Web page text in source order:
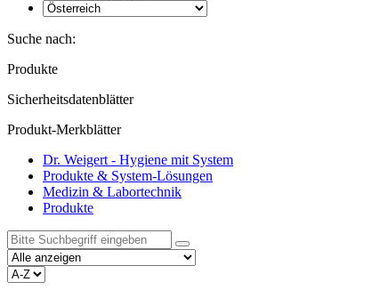
Suche nach:
Produkte
Sicherheitsdatenblätter
Produkt-Merkblätter
Dr. Weigert - Hygiene mit System
Produkte & System-Lösungen
Medizin & Labortechnik
Produkte